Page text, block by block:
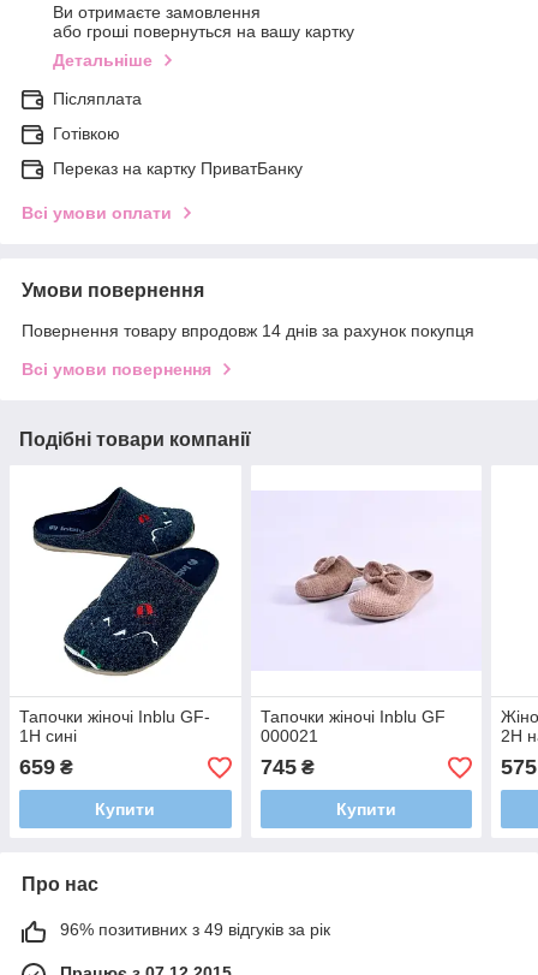
Ви отримаєте замовлення
або гроші повернуться на вашу картку
Детальніше
Післяплата
Готівкою
Переказ на картку ПриватБанку
Всі умови оплати
Умови повернення
Повернення товару впродовж 14 днів за рахунок покупця
Всі умови повернення
Подібні товари компанії
Тапочки жіночі Inblu GF-
1H сині
659 ₴
Купити
Тапочки жіночі Inblu GF
000021
745₴
Купити
2H
575
Про нас
96% позитивних з 49 відгуків за рік